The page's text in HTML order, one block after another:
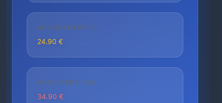
AKTUELLER PREIS
24.90 €
HÖCHSTER PREIS
34.90 €